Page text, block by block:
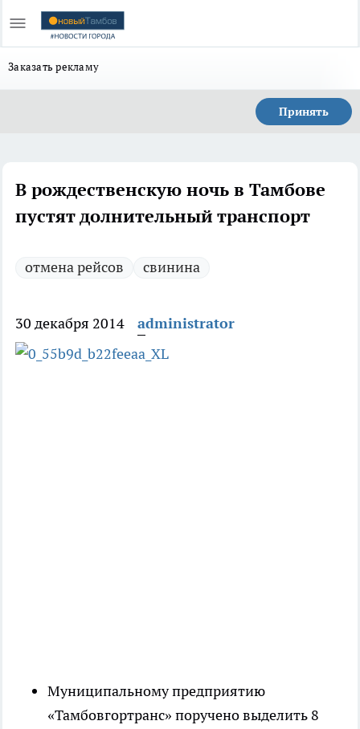
Заказать рекламу
Принять
В рождественскую ночь в Тамбове
пустят долнительный транспорт
отмена рейсов свинина
30 декабря 2014 administrator
Муниципальному предприятию
«Тамбовгортранс» поручено выделить 8